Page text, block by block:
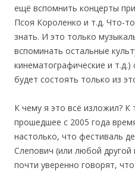
ещё вспомнить концерты
Псоя Короленко и т.д. Что-
знать. И это только
вспоминать остальные
кинематографические и
будет состоять только из
К чему я это всё изложил? К
прошедшее с 2005 года
настолько, что фестиваль
Слепович (или любой
почти уверенно говорят,